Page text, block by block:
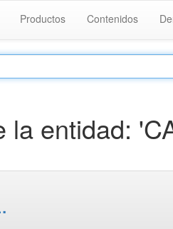
Productos Contenidos
entidad: